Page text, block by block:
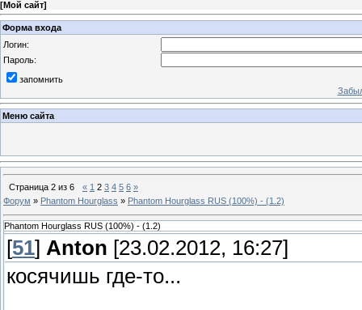
[Мой сайт]
Форма входа
Логин:
Пароль:
запомнить
Меню сайта
Страница 2 из 6 « 1 2 3 4 5 6 »
Форум » Phantom Hourglass » Phantom Hourglass RUS (100%) - (1.2)
Phantom Hourglass RUS (100%) - (1.2)
[51] Anton [23.02.2012, 16:27]
косячишь где-то...